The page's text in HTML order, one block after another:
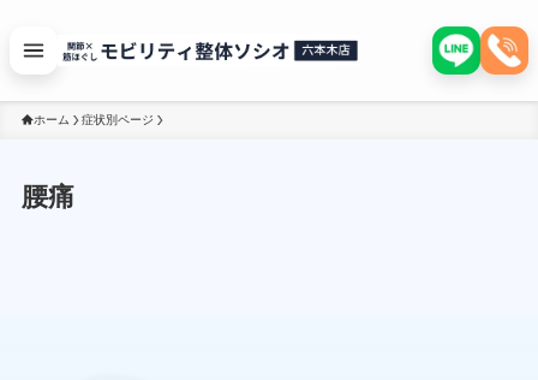
ホーム 症状別ページ
腰痛